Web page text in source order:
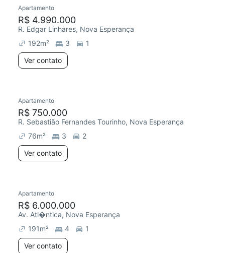
Apartamento
R$ 4.990.000
R. Edgar Linhares, Nova Esperança
192m² 3
1
Ver contato
Apartamento
R$ 750.000
R. Sebastião Fernandes Tourinho, Nova Esperança
76m² 3
2
Ver contato
Apartamento
R$ 6.000.000
Av. Atl�ntica, Nova Esperança
191m² 4
1
Ver contato